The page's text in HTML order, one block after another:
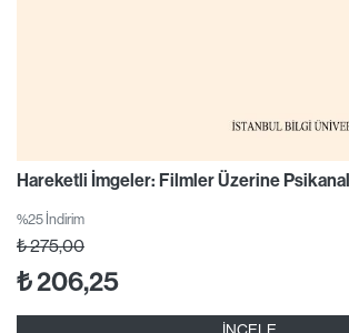
Hareketli İmgeler: Filmler Üzerine
%25 İndirim
₺275,00
₺206,25